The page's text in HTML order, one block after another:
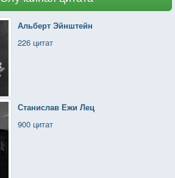
Альберт Эйнштейн
226 цитат
Станислав Ежи Лец
900 цитат